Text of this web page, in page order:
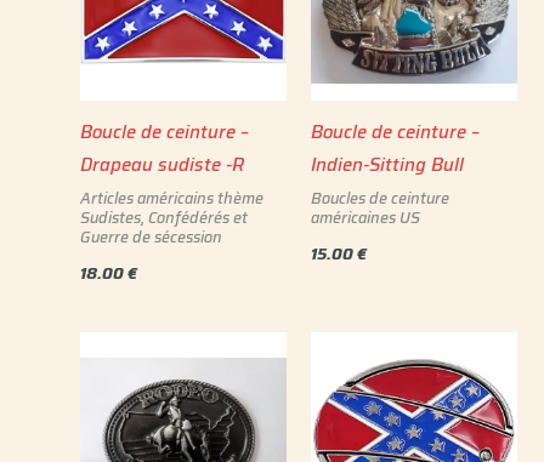
Boucle de ceinture –
Drapeau sudiste -R
Articles américains thème
Sudistes, Confédérés et
Guerre de sécession
18.00€
Boucle de ceinture –
Indien-Sitting Bull
Boucles de ceinture
américaines US
15.00€